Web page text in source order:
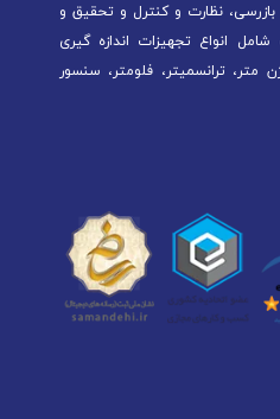
نظارت و کنترل و تحقیق و
انواع تجهیزات اندازه گیری
متر، ترانسمیتر، فلومتر، سنسور